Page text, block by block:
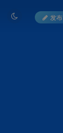
发布